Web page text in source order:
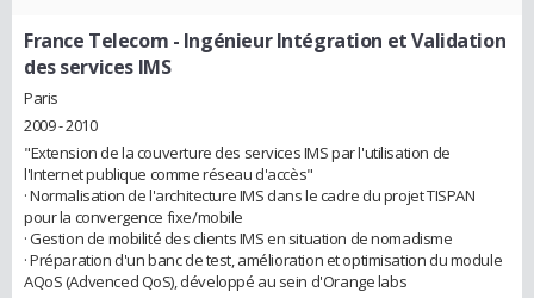
France Telecom - Ingénieur Intégration et Validation
des services IMS
Paris
2009 - 2010
"Extension de la couverture des services IMS par l'utilisation de
l'Internet publique comme réseau d'accès"
· Normalisation de l'architecture IMS dans le cadre du projet TISPAN
pour la convergence fixe/mobile
· Gestion de mobilité des clients IMS en situation de nomadisme
· Préparation d'un banc de test, amélioration et optimisation du module
AQoS (Advenced QoS), développé au sein d'Orange labs